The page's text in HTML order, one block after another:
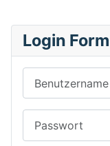
Login Form